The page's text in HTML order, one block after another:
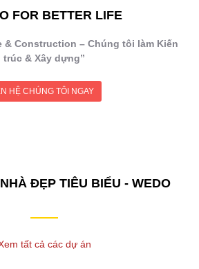
FOR BETTER LIFE
& Construction – Chúng tôi làm Kiến
trúc & Xây dựng”
HỆ CHÚNG TÔI NGAY
ĐẸP TIÊU BIỂU - WEDO
tất cả các dự án